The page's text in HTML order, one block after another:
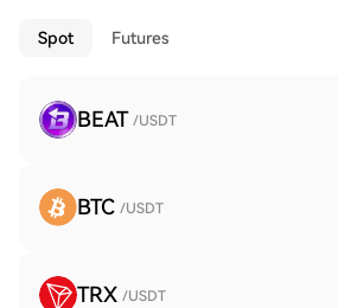
Spot Futures
BEAT /USDT
BTC /USDT
TRX /USDT